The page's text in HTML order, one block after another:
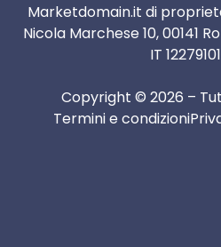
Marketdomain.it di
Nicola Marchese 10, 00141
IT
Copyright © 2026 –
Termini e condizioni